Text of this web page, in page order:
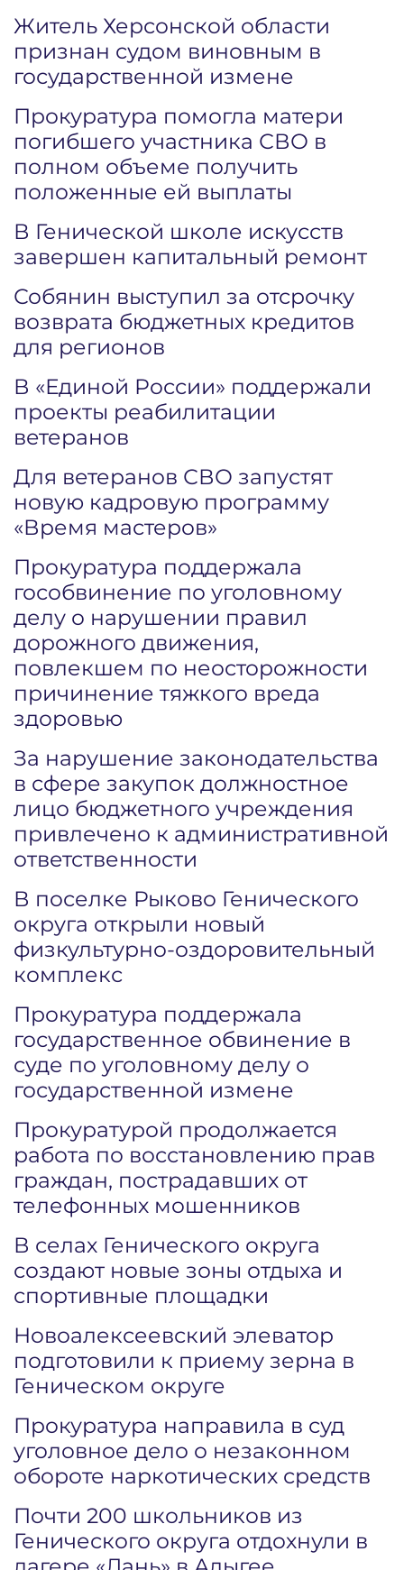
Житель Херсонской области
признан судом виновным в
государственной измене
Прокуратура помогла матери
погибшего участника СВО в
полном объеме получить
положенные ей выплаты
В Генической школе искусств
завершен капитальный ремонт
Собянин выступил за отсрочку
возврата бюджетных кредитов
для регионов
В «Единой России» поддержали
проекты реабилитации
ветеранов
Для ветеранов СВО запустят
новую кадровую программу
«Время мастеров»
Прокуратура поддержала
гособвинение по уголовному
делу о нарушении правил
дорожного движения,
повлекшем по неосторожности
причинение тяжкого вреда
здоровью
За нарушение законодательства
в сфере закупок должностное
лицо бюджетного учреждения
привлечено к административной
ответственности
В поселке Рыково Генического
округа открыли новый
физкультурно-оздоровительный
комплекс
Прокуратура поддержала
государственное обвинение в
суде по уголовному делу о
государственной измене
Прокуратурой продолжается
работа по восстановлению прав
граждан, пострадавших от
телефонных мошенников
В селах Генического округа
создают новые зоны отдыха и
спортивные площадки
Новоалексеевский элеватор
подготовили к приему зерна в
Геническом округе
Прокуратура направила в суд
уголовное дело о незаконном
обороте наркотических средств
Почти 200 школьников из
Генического округа отдохнули в